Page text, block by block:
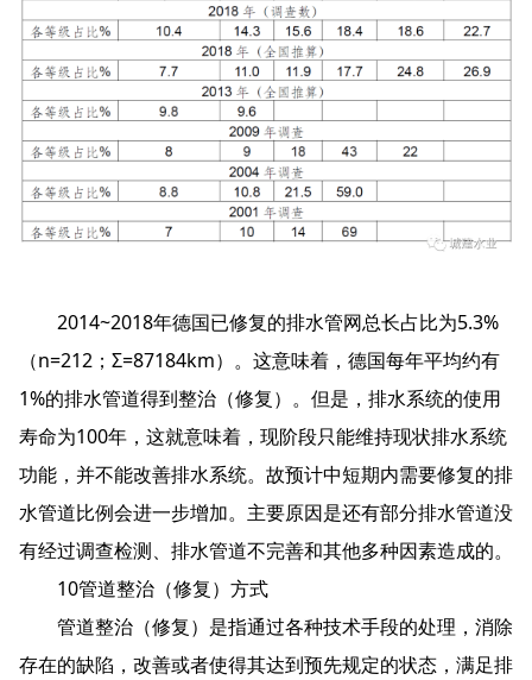
2014~2018年德国已修复的排水管网总长占比为5.3%
（n=212；Σ=87184km）。这意味着，德国每年平均约有
1%的排水管道得到整治（修复）。但是，排水系统的使用
寿命为100年，这就意味着，现阶段只能维持现状排水系统
功能，并不能改善排水系统。故预计中短期内需要修复的排
水管道比例会进一步增加。主要原因是还有部分排水管道没
有经过调查检测、排水管道不完善和其他多种因素造成的。
10管道整治（修复）方式
管道整治（修复）是指通过各种技术手段的处理，消除
存在的缺陷，改善或者使得其达到预先规定的状态，满足排